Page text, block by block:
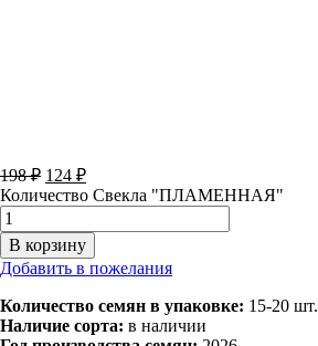
198₽ 124 ₽
Количество Свекла "ПЛАМЕННАЯ"
В корзину
Добавить в пожелания
Количество семян в упаковке: 15-20 шт.
Наличие сорта: в наличии